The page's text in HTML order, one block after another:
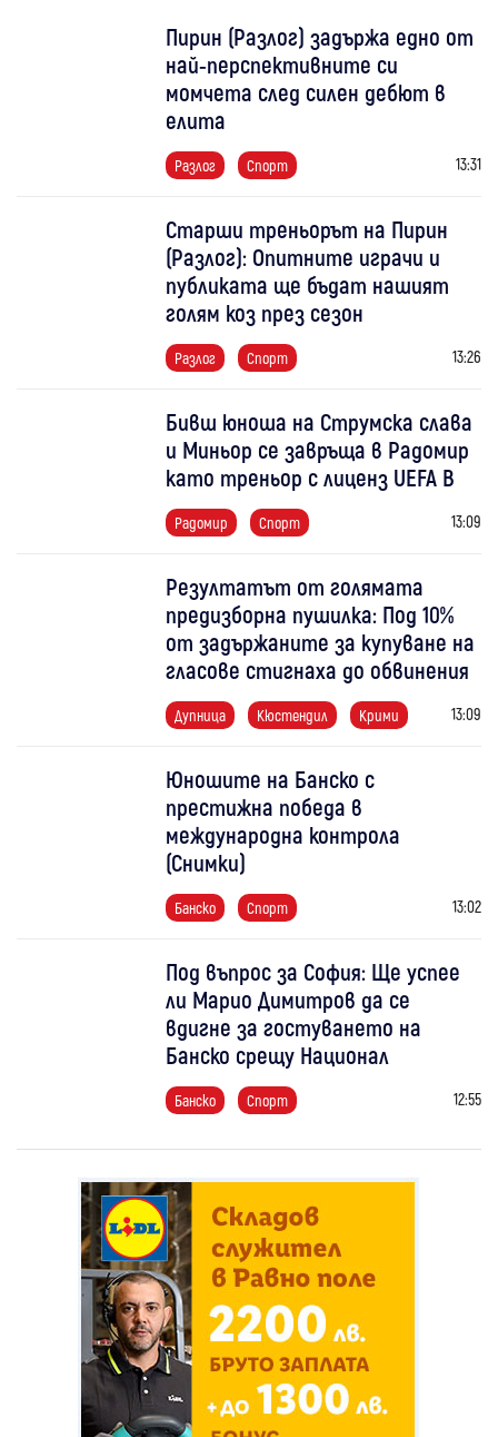
Пирин (Разлог) задържа едно от
най-перспективните си
момчета след силен дебют в
елита
Разлог Спорт 13:31
Старши треньорът на Пирин
(Разлог): Опитните играчи и
публиката ще бъдат нашият
голям коз през сезон
Разлог Спорт 13:26
Бивш юноша на Струмска слава
и Миньор се завръща в Радомир
като треньор с лиценз UEFA B
Радомир Спорт 13:09
Резултатът от голямата
предизборна пушилка: Под 10%
от задържаните за купуване на
гласове стигнаха до обвинения
Дупница Кюстендил Крими 13:09
Юношите на Банско с
престижна победа в
международна контрола
(Снимки)
Банско Спорт 13:02
Под въпрос за София: Ще успее
ли Марио Димитров да се
вдигне за гостуването на
Банско срещу Национал
Банско Спорт 12:55